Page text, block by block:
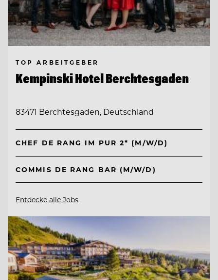
TOP ARBEITGEBER
Kempinski Hotel Berchtesgaden
83471 Berchtesgaden, Deutschland
CHEF DE RANG IM PUR 2* (M/W/D)
COMMIS DE RANG BAR (M/W/D)
Entdecke alle Jobs